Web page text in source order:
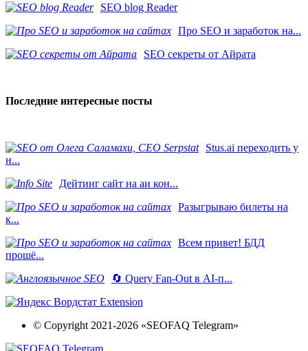
SEO blog Reader
Про SEO и заработок на...
SEO секреты от Айрата
Последние интересные посты
Stus.ai переходить у
н...
Дейтинг сайт на аи кон...
Разыгрываю билеты на
к...
Всем привет! БДД
прошё...
🔄 Query Fan-Out в AI-п...
© Copyright 2021-2026 «SEOFAQ Telegram»